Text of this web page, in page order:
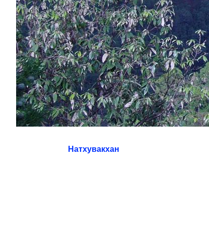
Натхувакхан